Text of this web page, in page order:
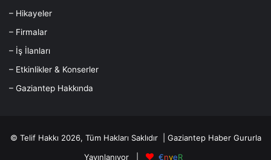
– Hikayeler
– Firmalar
– İş İlanları
– Etkinlikler & Konserler
– Gaziantep Hakkında
© Telif Hakkı 2026, Tüm Hakları Saklıdır | Gaziantep HaberGururla
Yayınlanıyor |
€nveR